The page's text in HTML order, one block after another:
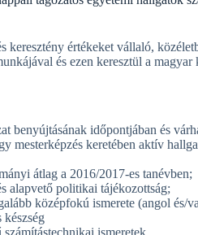
keresztény értékeket vállaló,
és ezen keresztül a magyar
benyújtásának időpontjában és
mesterképzés keretében aktív
átlag a 2016/2017-es tanévben;
alapvető politikai tájékozottság;
középfokú ismerete (angol és/
ismeretek